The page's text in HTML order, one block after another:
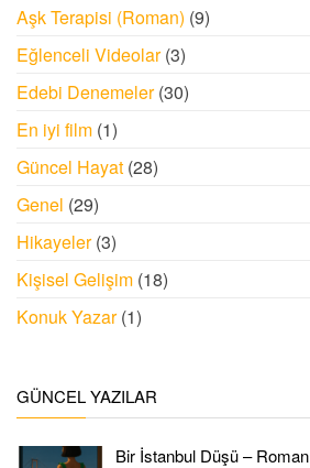
Aşk Terapisi (Roman) (9)
Eğlenceli Videolar(3)
Edebi Denemeler(30)
En iyi film (1)
Güncel Hayat (28)
Genel (29)
Hikayeler(3)
Kişisel Gelişim (18)
Konuk Yazar(1)
GÜNCEL YAZILAR
Bir İstanbul Düşü –